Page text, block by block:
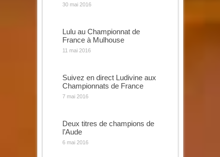
30 mai 2016
Lulu au Championnat de
France à Mulhouse
11 mai 2016
Suivez en direct Ludivine aux
Championnats de France
7 mai 2016
Deux titres de champions de
l’Aude
6 mai 2016